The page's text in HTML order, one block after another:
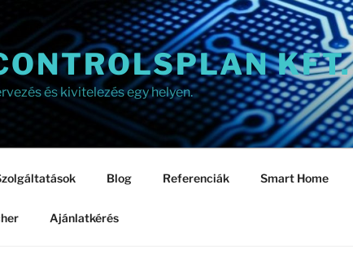
KFT.
és kivitelezés egy helyen.
Blog Referenciák Smart Home
Ajánlatkérés